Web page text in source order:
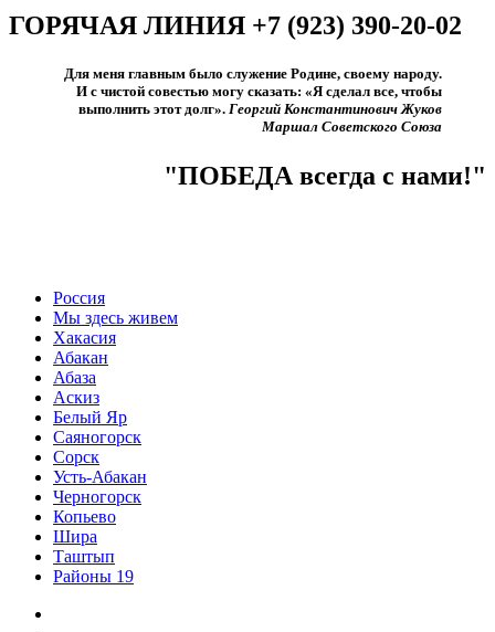
ГОРЯЧАЯ ЛИНИЯ +7 (923) 390-20-02
Для меня главным было служение Родине, своему народу.
И с чистой совестью могу сказать: «Я сделал все, чтобы
выполнить этот долг».​ Георгий Константинович Жуков
Маршал Советского Союза
"ПОБЕДА всегда с нами!"
Россия
Мы здесь живем
Хакасия
Абакан
Абаза
Аскиз
Белый Яр
Саяногорск
Сорск
Усть-Абакан
Черногорск
Копьево
Шира
Таштып
Районы 19